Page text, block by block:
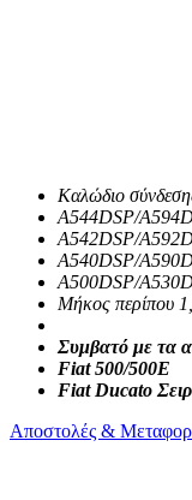
Καλώδιο
A544DSP/
A542DSP/
A540DSP/
A500DSP/
Μήκος περίπου
Συμβατό με τα
Fiat 500/500E
Fiat Ducato
Αποστολές &